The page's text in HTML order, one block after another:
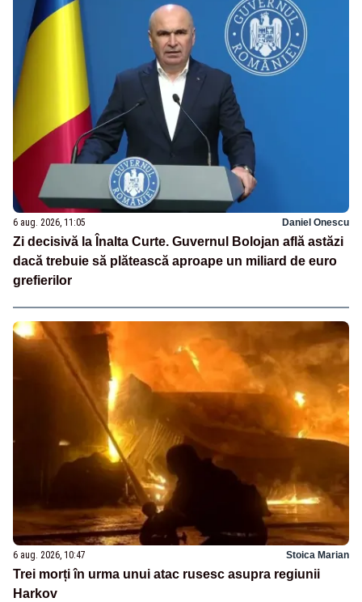
6 aug. 2026, 11:05 Daniel Onescu
Zi decisivă la Înalta Curte. Guvernul Bolojan află astăzi
dacă trebuie să plătească aproape un miliard de euro
grefierilor
6 aug. 2026, 10:47 Stoica Marian
Trei morți în urma unui atac rusesc asupra regiunii
Harkov